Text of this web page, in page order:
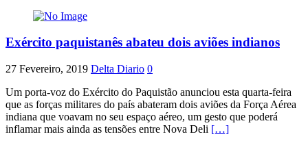
Exército paquistanês abateu dois aviões indianos
27 Fevereiro, 2019 Delta Diario 0
Um porta-voz do Exército do Paquistão anunciou esta quarta-feira
que as forças militares do país abateram dois aviões da Força Aérea
indiana que voavam no seu espaço aéreo, um gesto que poderá
inflamar mais ainda as tensões entre Nova Deli […]